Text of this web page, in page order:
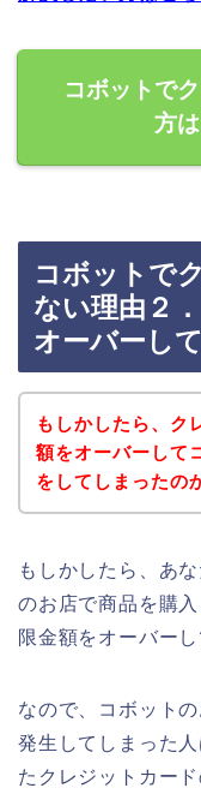
コボットで
方
コボットで
ない理由２
オーバーし
もしかしたら、ク
額をオーバーして
をしてしまったの
もしかしたら、あ
のお店で商品を購
限金額をオーバー
なので、コボット
発生してしまった
たクレジットカー